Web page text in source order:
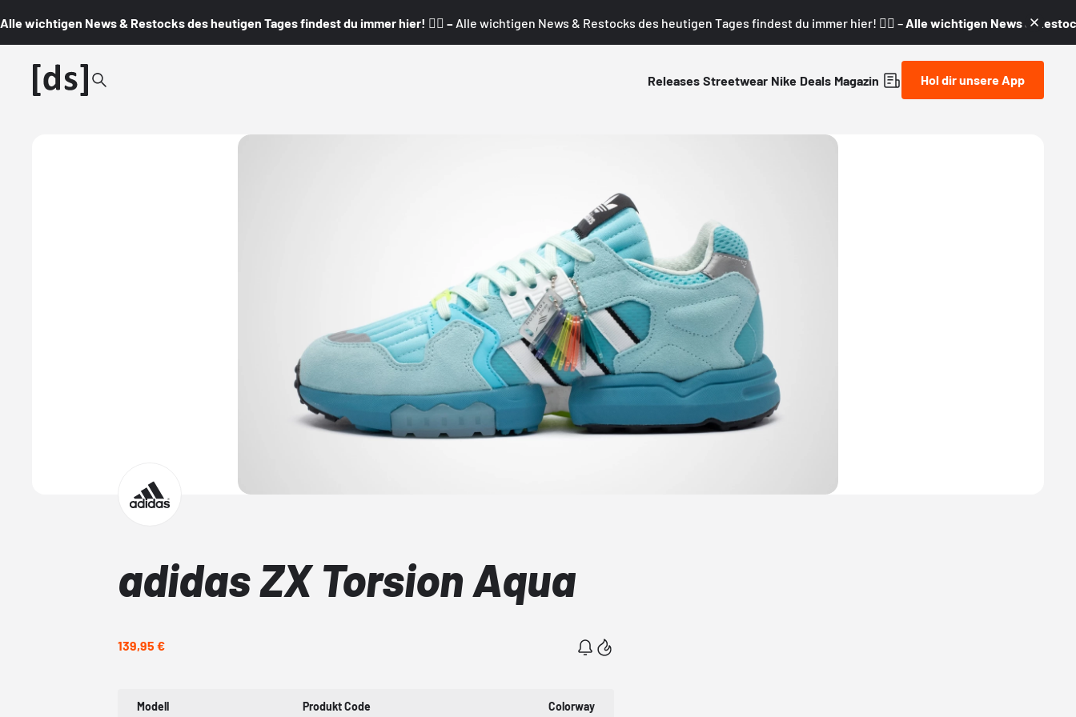
Alle wichtigen News & Restocks des heutigen Tages findest du immer hier! 👇🏼 – Alle wichtigen News & Restocks des heutigen Tages findest du immer hier! 👇🏼 – Alle wichtigen News &
Releases Streetwear Nike Deals Magazin Hol dir unsere App
adidas ZX Torsion Aqua
139,95 €
Modell
Produkt Code
Colorway